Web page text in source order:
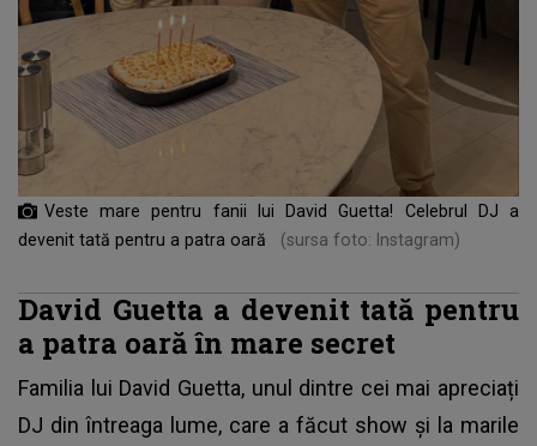
Veste mare pentru fanii lui David Guetta! Celebrul DJ a
devenit tată pentru a patra oară
(sursa foto: Instagram)
David Guetta a devenit tată pentru
a patra oară în mare secret
Familia lui David Guetta, unul dintre cei mai apreciați
DJ din întreaga lume, care a făcut show și la marile